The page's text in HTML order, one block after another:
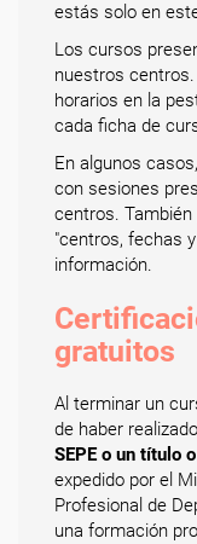
estás solo en
Los cursos
nuestros
horarios en la
cada ficha de
En algunos
con sesiones
centros.
"centros, fechas
información.
gratuitos
Al terminar un
de haber
SEPE o un título
expedido por el
Profesional de
una formación